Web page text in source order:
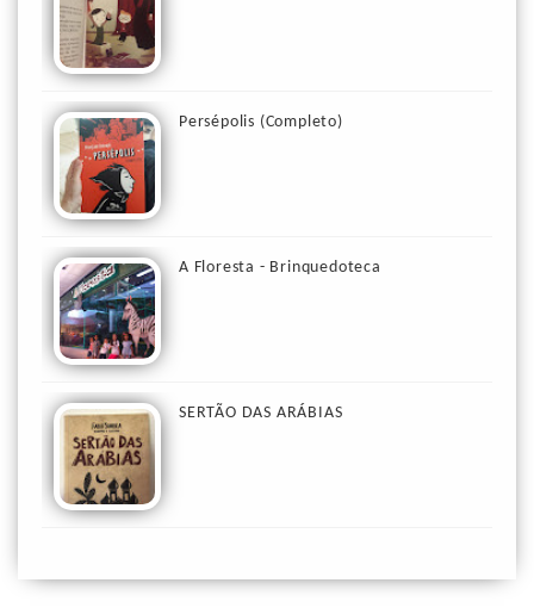
Persépolis (Completo)
A Floresta - Brinquedoteca
SERTÃO DAS ARÁBIAS